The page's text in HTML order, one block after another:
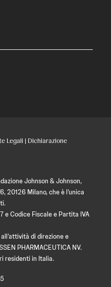
Legali | Dichiarazione
Johnson & Johnson,
20126 Milano, che è l’unica
e Codice Fiscale e Partita IVA
di direzione e
PHARMACEUTICA NV.
residenti in Italia.